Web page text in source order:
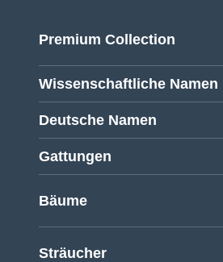
Premium Collection
Wissenschaftliche Namen
Deutsche Namen
Gattungen
Bäume
Sträucher